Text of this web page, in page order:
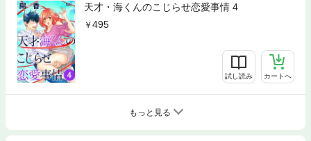
天才・海くんのこじらせ恋愛事情 4
495
試し読み カートへ
もっと見る